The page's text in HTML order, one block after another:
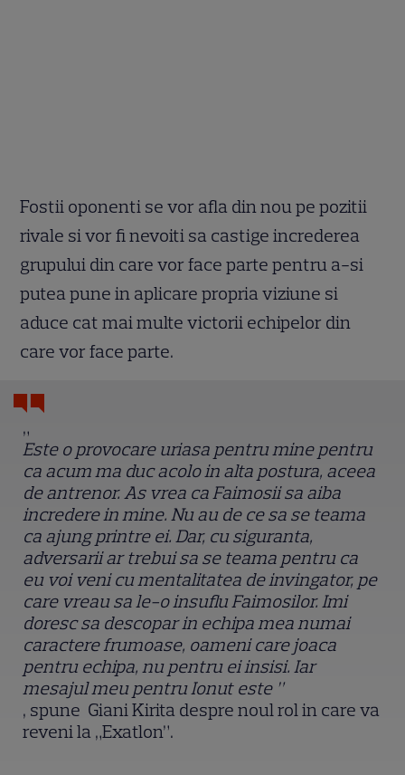
Fostii oponenti se vor afla din nou pe pozitii
rivale si vor fi nevoiti sa castige increderea
grupului din care vor face parte pentru a-si
putea pune in aplicare propria viziune si
aduce cat mai multe victorii echipelor din
care vor face parte.
„
Este o provocare uriasa pentru mine pentru
ca acum ma duc acolo in alta postura, aceea
de antrenor. As vrea ca Faimosii sa aiba
incredere in mine. Nu au de ce sa se teama
ca ajung printre ei. Dar, cu siguranta,
adversarii ar trebui sa se teama pentru ca
eu voi veni cu mentalitatea de invingator, pe
care vreau sa le-o insuflu Faimosilor. Imi
doresc sa descopar in echipa mea numai
caractere frumoase, oameni care joaca
pentru echipa, nu pentru ei insisi. Iar
mesajul meu pentru Ionut este ”
, spune Giani Kirita despre noul rol in care va
reveni la „Exatlon”.